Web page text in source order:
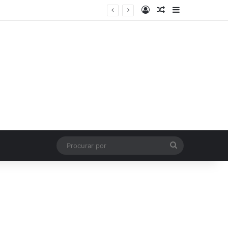
EntrarArtigo aleatório
por